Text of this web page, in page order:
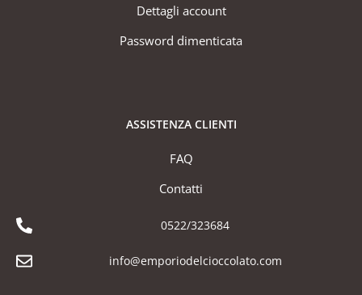
Dettagli account
Password dimenticata
ASSISTENZA CLIENTI
FAQ
Contatti
0522/323684
info@emporiodelcioccolato.com